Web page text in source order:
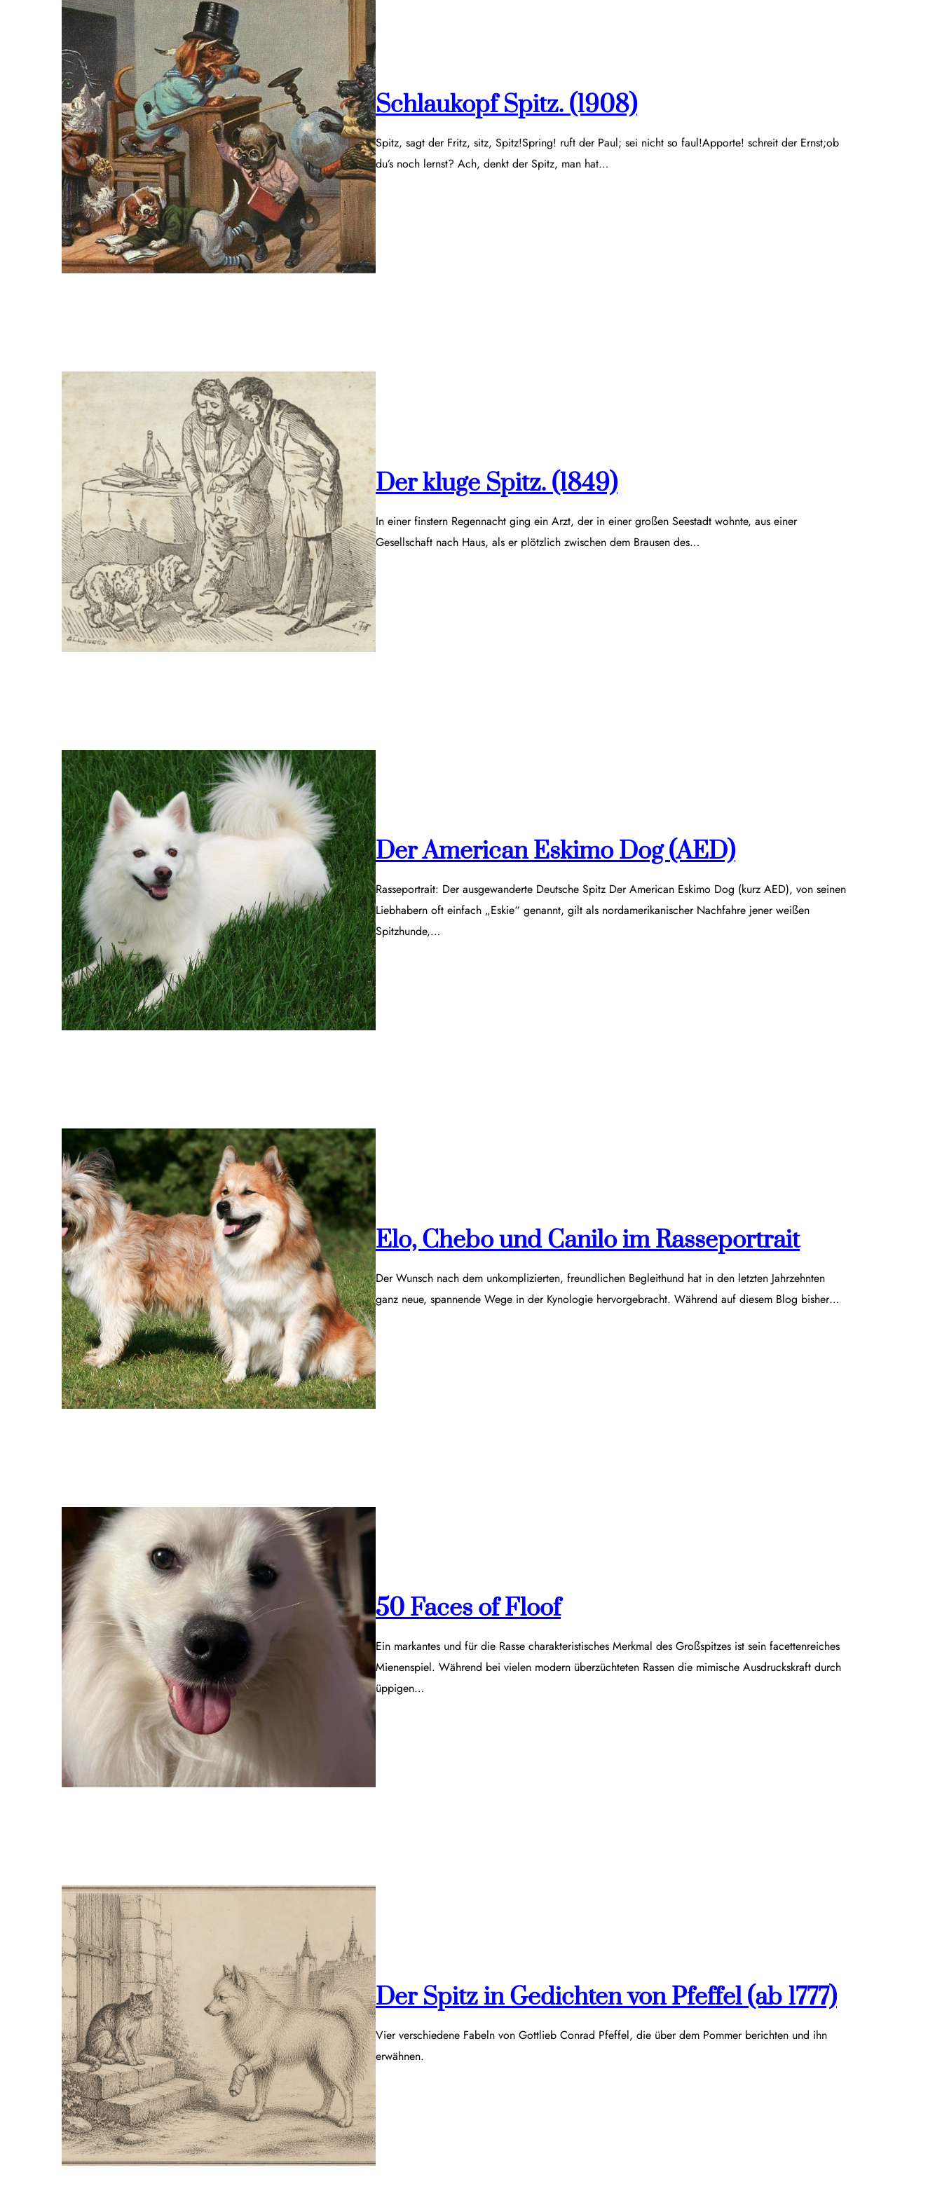
Schlaukopf Spitz. (1908)
Spitz, sagt der Fritz, sitz, Spitz!Spring! ruft der Paul; sei nicht so faul!Apporte! schreit der Ernst;ob
du’s noch lernst? Ach, denkt der Spitz, man hat…
Der kluge Spitz. (1849)
In einer finstern Regennacht ging ein Arzt, der in einer großen Seestadt wohnte, aus einer
Gesellschaft nach Haus, als er plötzlich zwischen dem Brausen des…
Der American Eskimo Dog (AED)
Rasseportrait: Der ausgewanderte Deutsche Spitz Der American Eskimo Dog (kurz AED), von seinen
Liebhabern oft einfach „Eskie“ genannt, gilt als nordamerikanischer Nachfahre jener weißen
Spitzhunde,…
Elo, Chebo und Canilo im Rasseportrait
Der Wunsch nach dem unkomplizierten, freundlichen Begleithund hat in den letzten Jahrzehnten
ganz neue, spannende Wege in der Kynologie hervorgebracht. Während auf diesem Blog bisher…
50 Faces of Floof
Ein markantes und für die Rasse charakteristisches Merkmal des Großspitzes ist sein facettenreiches
Mienenspiel. Während bei vielen modern überzüchteten Rassen die mimische Ausdruckskraft durch
üppigen…
Der Spitz in Gedichten von Pfeffel (ab 1777)
Vier verschiedene Fabeln von Gottlieb Conrad Pfeffel, die über dem Pommer berichten und ihn
erwähnen.